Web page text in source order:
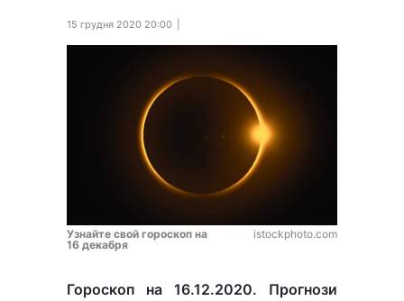
15 грудня 2020 20:00
Узнайте свой гороскоп на
16 декабря
istockphoto.com
Гороскоп на 16.12.2020. Прогнози